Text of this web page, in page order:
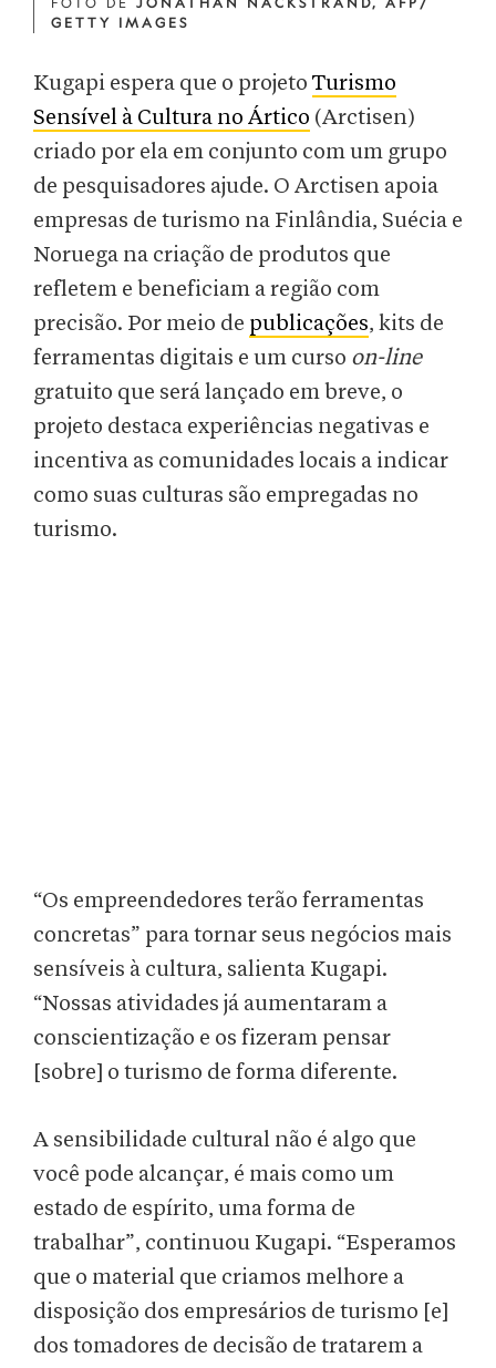
GETTY IMAGES
Kugapi espera que o projeto Turismo
Sensível à Cultura no Ártico (Arctisen)
criado por ela em conjunto com um grupo
de pesquisadores ajude. O Arctisen apoia
empresas de turismo na Finlândia, Suécia e
Noruega na criação de produtos que
refletem e beneficiam a região com
precisão. Por meio de publicações, kits de
ferramentas digitais e um curso on-line
gratuito que será lançado em breve, o
projeto destaca experiências negativas e
incentiva as comunidades locais a indicar
como suas culturas são empregadas no
turismo.
“Os empreendedores terão ferramentas
concretas” para tornar seus negócios mais
sensíveis à cultura, salienta Kugapi.
“Nossas atividades já aumentaram a
conscientização e os fizeram pensar
[sobre] o turismo de forma diferente.
A sensibilidade cultural não é algo que
você pode alcançar, é mais como um
estado de espírito, uma forma de
trabalhar”, continuou Kugapi. “Esperamos
que o material que criamos melhore a
disposição dos empresários de turismo [e]
dos tomadores de decisão de tratarem a